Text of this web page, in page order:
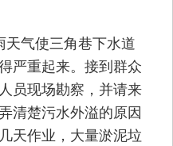
气使三角巷下水道
严重起来。接到群众
员现场勘察，并请来
清楚污水外溢的原因
天作业，大量淤泥垃